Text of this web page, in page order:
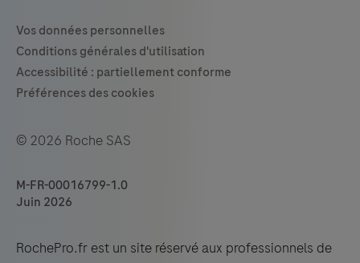
© 2026 Roche SAS
M-FR-00016799-1.0
Juin 2026
RochePro.fr est un site réservé aux professionnels de